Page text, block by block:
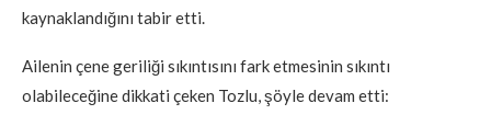
kaynaklandığını tabir etti.
Ailenin çene geriliği sıkıntısını fark etmesinin sıkıntı
olabileceğine dikkati çeken Tozlu, şöyle devam etti: